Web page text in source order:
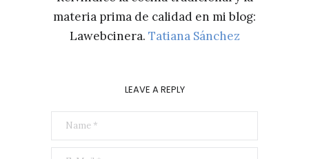
materia prima de calidad en mi blog:
Lawebcinera. Tatiana Sánchez
LEAVE A REPLY